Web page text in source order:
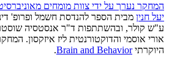
המחקר נערך על ידי צוות מומחים
יעל חנין מבית הספר להנדסת חשמל ופרופ'
ע"ש קולר, ובהשתתפות ד"ר אנסטסיה
אורי אוסמי והדוקטורנטית ליז איזקסון.
היוקרתיBrain and Behavior
.